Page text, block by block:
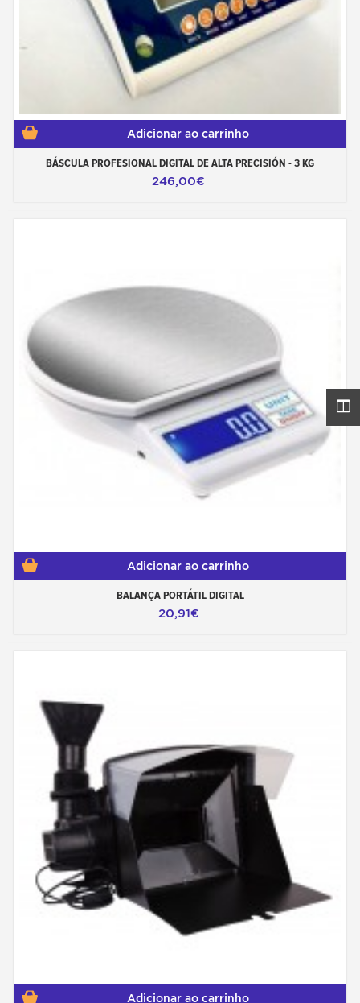
Adicionar ao carrinho
BÁSCULA PROFESIONAL DIGITAL DE ALTA PRECISIÓN - 3 KG
246,00€
Adicionar ao carrinho
BALANÇA PORTÁTIL DIGITAL
20,91€
Adicionar ao carrinho